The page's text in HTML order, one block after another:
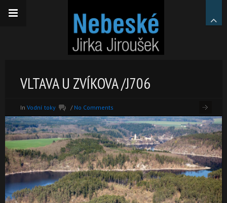
VLTAVA U ZVÍKOVA /J706
In Vodní toky / No Comments